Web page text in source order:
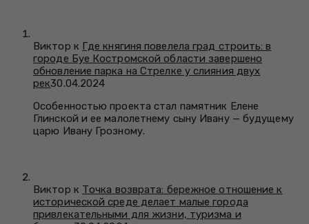
Виктор к Где княгиня повелела град строить: в
городе Буе Костромской области завершено
обновление парка на Стрелке у слияния двух
рек30.04.2024
Особенностью проекта стал памятник Елене
Глинской и ее малолетнему сыну Ивану — будущему
царю Ивану Грозному.
Виктор к Точка возврата: бережное отношение к
исторической среде делает малые города
привлекательными для жизни, туризма и